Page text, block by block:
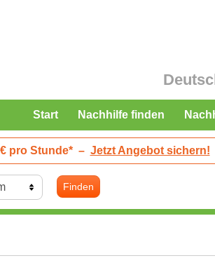
Start Nachhilfe finden
pro Stunde* – Jetzt Angebot sichern!
Finden